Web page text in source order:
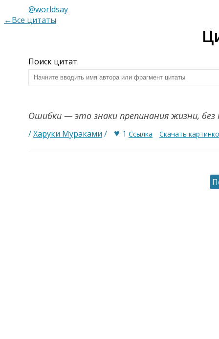
@worldsay
←Все цитаты
Поиск цитат
Ошибки — это знаки препинания жизни,
/Харуки Мураками / ♥ 1 Ссылка Скачать